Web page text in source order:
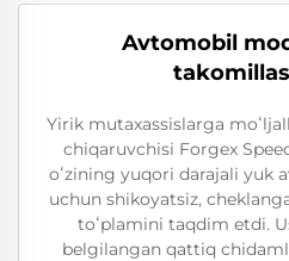
Avtomobil
Yirik mutaxassislarga
chiqaruvchisi Forgex
oʻzining yuqori darajali yuk
uchun shikoyatsiz,
toʻplamini taqdim etdi.
belgilangan qattiq